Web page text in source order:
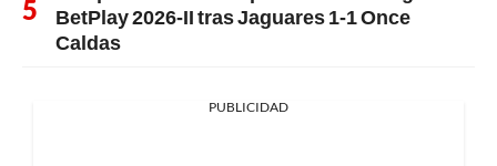
BetPlay 2026-II tras Jaguares 1-1 Once
Caldas
PUBLICIDAD